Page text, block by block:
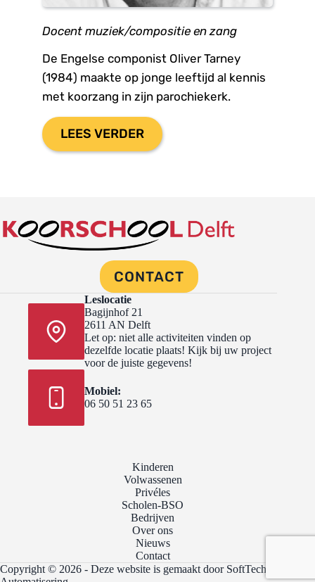
Docent muziek/compositie en zang
De Engelse componist Oliver Tarney
(1984) maakte op jonge leeftijd al kennis
met koorzang in zijn parochiekerk.
LEES VERDER
CONTACT
Leslocatie
Bagijnhof 21
2611 AN Delft
Let op: niet alle activiteiten vinden op
dezelfde locatie plaats! Kijk bij uw project
voor de juiste gegevens!
Mobiel:
06 50 51 23 65
Kinderen
Volwassenen
Privéles
Scholen-BSO
Bedrijven
Over ons
Nieuws
Contact
Copyright © 2026 - Deze website is gemaakt door SoftTech